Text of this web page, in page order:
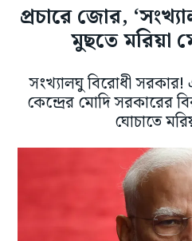
প্রচারে জোর,
মুছতে মরিয়া
সংখ্যালঘু বিরোধী
কেন্দ্রের মোদি সরকারের
ঘোচাতে